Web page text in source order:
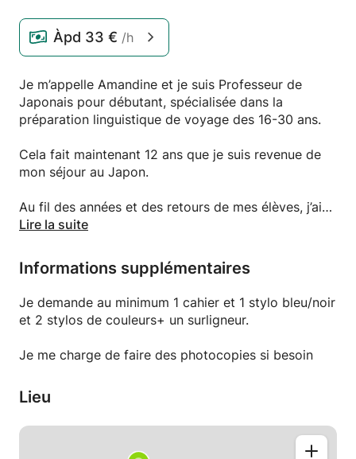
Àpd 33 € /h
Je m’appelle Amandine et je suis Professeur de
Japonais pour débutant, spécialisée dans la
préparation linguistique de voyage des 16-30 ans.
Cela fait maintenant 12 ans que je suis revenue de
mon séjour au Japon.
Au fil des années et des retours de mes élèves, j’ai
établi une méthodologie et des outils pratiques
- Approfondir la connaissance de la culture
Japonaise.
- Acquérir des bases linguistiques en préparation
d’un voyage (business / année sabbatique).
- Préparer aux examens (BAC, JLPT).
- Analyser vos erreurs pour améliorer vos résultats.
- Conseiller sur les démarches à faire/suivre en
A la base, je n’étais pas une élève particulièrement
Lire la suite
Informations supplémentaires
Je demande au minimum 1 cahier et 1 stylo bleu/noir
et 2 stylos de couleurs+ un surligneur.
Je me charge de faire des photocopies si besoin
Lieu